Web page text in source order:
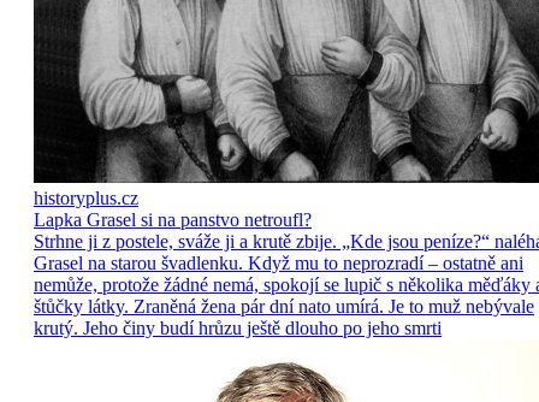
historyplus.cz
Lapka Grasel si na panstvo netroufl?
Strhne ji z postele, sváže ji a krutě zbije. „Kde jsou peníze?“
Grasel na starou švadlenku. Když mu to neprozradí – ostatně ani
nemůže, protože žádné nemá, spokojí se lupič s několika měďáky
štůčky látky. Zraněná žena pár dní nato umírá. Je to muž nebývale
krutý. Jeho činy budí hrůzu ještě dlouho po jeho smrti